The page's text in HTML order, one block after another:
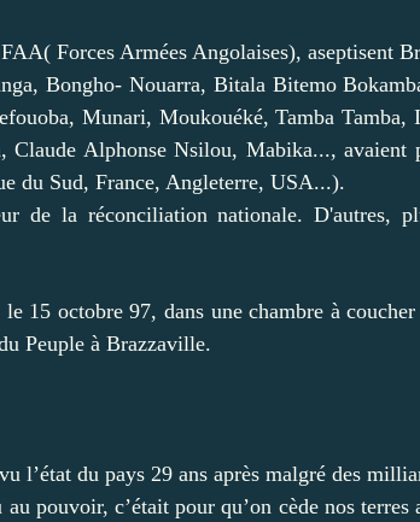
Forces Armées Angolaises), aseptisent
Bongho- Nouarra, Bitala Bitemo
Munari, Moukouéké, Tamba
Alphonse Nsilou, Mabika..., avaient
du Sud, France, Angleterre, USA...).
de la réconciliation nationale. D'autres,
15 octobre 97, dans une chambre à
Peuple à Brazzaville.
l’état du pays 29 ans après malgré des
pouvoir, c’était pour qu’on cède nos